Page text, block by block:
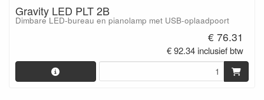
Gravity LED PLT 2B
Dimbare LED-bureau en pianolamp met USB-oplaadpoort
€ 76.31
€ 92.34 inclusief btw